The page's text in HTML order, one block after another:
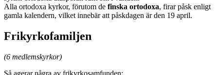
Alla ortodoxa kyrkor, förutom de finska ortodoxa, firar påsk enligt
gamla kalendern, vilket innebär att påskdagen är den 19 april.
Frikyrkofamiljen
(6 medlemskyrkor)